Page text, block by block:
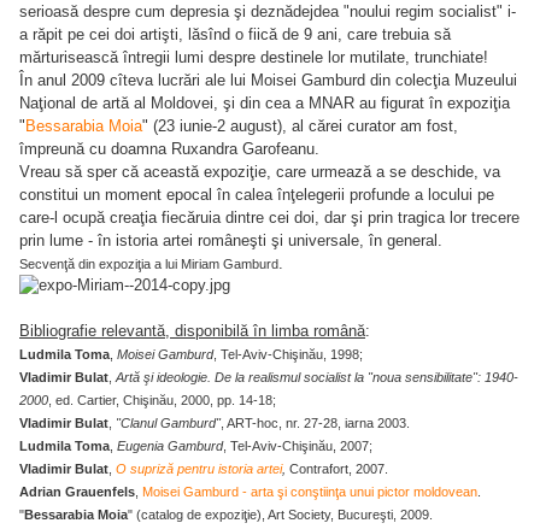
serioasă despre cum depresia şi deznădejdea "noului regim socialist" i-
a răpit pe cei doi artişti, lăsînd o fiică de 9 ani, care trebuia să
mărturisească întregii lumi despre destinele lor mutilate, trunchiate!
În anul 2009 cîteva lucrări ale lui Moisei Gamburd din colecţia Muzeului
Naţional de artă al Moldovei, şi din cea a MNAR au figurat în expoziţia
" Bessarabia Moia" (23 iunie-2 august), al cărei curator am fost,
împreună cu doamna Ruxandra Garofeanu.
Vreau să sper că această expoziţie, care urmează a se deschide, va
constitui un moment epocal în calea înţelegerii profunde a locului pe
care-l ocupă creaţia fiecăruia dintre cei doi, dar şi prin tragica lor trecere
prin lume - în istoria artei româneşti şi universale, în general.
Secvenţă din expoziţia a lui Miriam Gamburd.
Bibliografie relevantă, disponibilă în limba română:
Ludmila Toma Moisei Gamburd, Tel-Aviv-Chişinău, 1998;
Vladimir Bulat Artă şi ideologie. De la realismul socialist la "noua sensibilitate": 1940-
2000 , ed. Cartier, Chişinău, 2000, pp. 14-18;
Vladimir Bulat "Clanul Gamburd", ART-hoc, nr. 27-28, iarna 2003.
Ludmila Toma Eugenia Gamburd, Tel-Aviv-Chişinău, 2007;
Vladimir Bulat O supriză pentru istoria artei, Contrafort, 2007.
Adrian Grauenfels Moisei Gamburd - arta şi conştiinţa unui pictor moldovean
"Bessarabia Moia" (catalog de expoziţie), Art Society, Bucureşti, 2009.